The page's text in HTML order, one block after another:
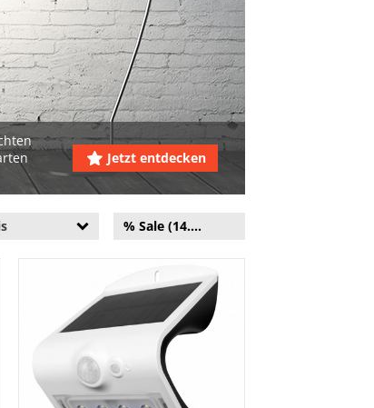
Jetzt entdecken
% Sale (14.625)